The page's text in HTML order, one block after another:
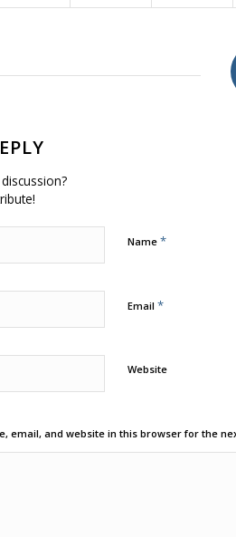
Name*
Email*
Website
email, and website in this browser for the